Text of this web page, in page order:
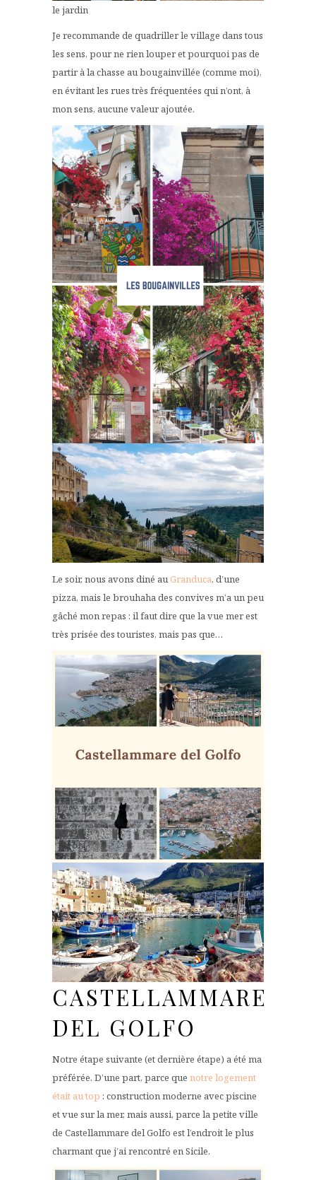
le jardin
Je recommande de quadriller le village dans tous
les sens, pour ne rien louper et pourquoi pas de
partir à la chasse au bougainvillée (comme moi),
en évitant les rues très fréquentées qui n’ont, à
mon sens, aucune valeur ajoutée.
Le soir, nous avons diné auGranduca, d’une
pizza, mais le brouhaha des convives m’a un peu
gâché mon repas : il faut dire que la vue mer est
très prisée des touristes, mais pas que…
CASTELLAMMARE
DEL GOLFO
Notre étape suivante (et dernière étape) a été ma
préférée. D’une part, parce que notre logement
était au top : construction moderne avec piscine
et vue sur la mer, mais aussi, parce la petite ville
de Castellammare del Golfo est l’endroit le plus
charmant que j’ai rencontré en Sicile.